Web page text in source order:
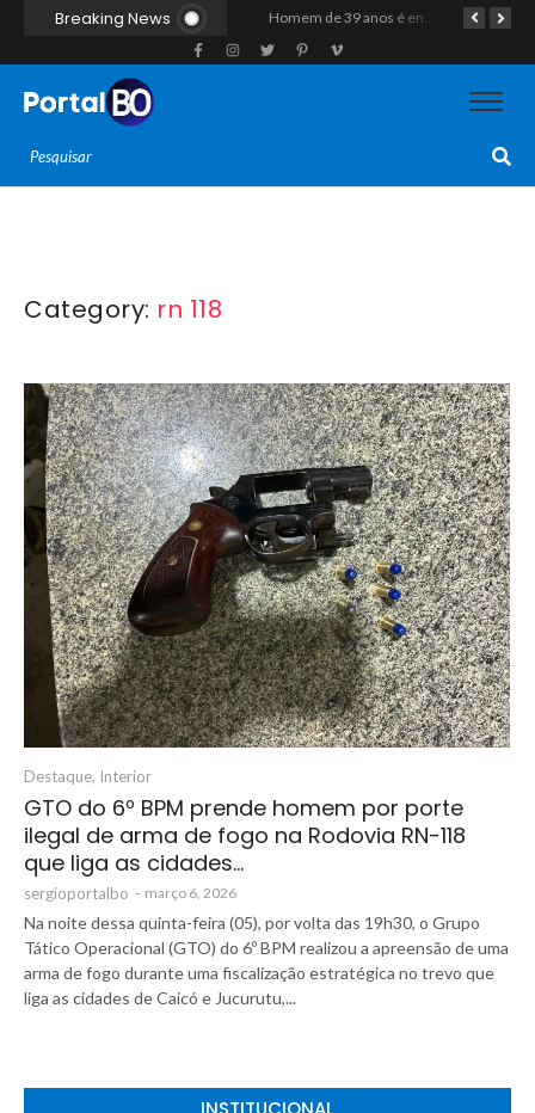
Breaking News Homem de 39 anos é encontrado morto a tiros ao lado de motocicleta às margens da BR-226 em Janduís
Category: rn 118
Destaque, Interior
GTO do 6º BPM prende homem por porte
ilegal de arma de fogo na Rodovia RN-118
que liga as cidades…
sergioportalbo - março 6, 2026
Na noite dessa quinta-feira (05), por volta das 19h30, o Grupo
Tático Operacional (GTO) do 6º BPM realizou a apreensão de uma
arma de fogo durante uma fiscalização estratégica no trevo que
liga as cidades de Caicó e Jucurutu,...